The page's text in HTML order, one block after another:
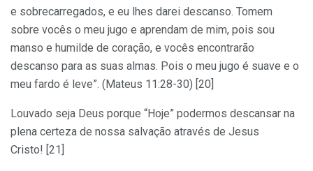
e sobrecarregados, e eu lhes darei descanso. Tomem
sobre vocês o meu jugo e aprendam de mim, pois sou
manso e humilde de coração, e vocês encontrarão
descanso para as suas almas. Pois o meu jugo é suave e o
meu fardo é leve”. (Mateus 11:28-30) [20]
Louvado seja Deus porque “Hoje” podermos descansar na
plena certeza de nossa salvação através de Jesus
Cristo! [21]